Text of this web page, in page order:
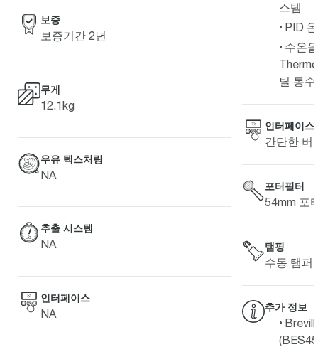
보증
보증기간 2년
무게
12.1kg
우유 텍스처링
NA
추출 시스템
NA
인터페이스
NA
스템
PID
수온
틸 통
인터페이스
간단한 버
포터필터
54mm 포
탬핑
수동 탬퍼
추가 정보